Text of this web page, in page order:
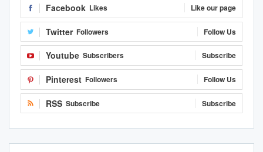
Facebook Likes Like our page
Twitter Followers Follow Us
Youtube Subscribers Subscribe
Pinterest Followers Follow Us
RSS Subscribe Subscribe